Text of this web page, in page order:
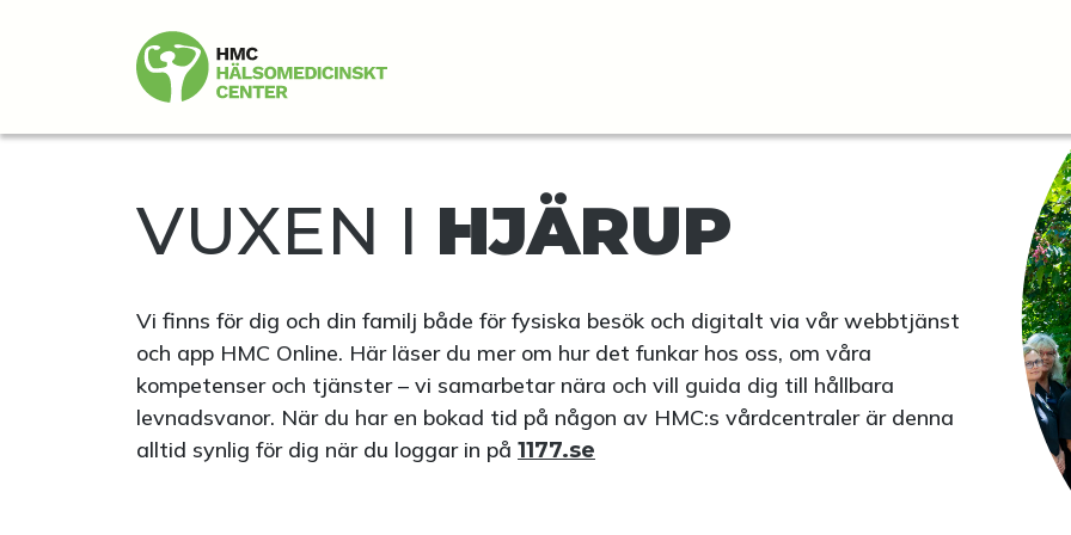
VUXEN I HJÄRUP
Vi finns för dig och din familj både för fysiska besök och digitalt via vår webbtjänst
och app HMC Online. Här läser du mer om hur det funkar hos oss, om våra
kompetenser och tjänster – vi samarbetar nära och vill guida dig till hållbara
levnadsvanor. När du har en bokad tid på någon av HMC:s vårdcentraler är denna
alltid synlig för dig när du loggar in på 1177.se